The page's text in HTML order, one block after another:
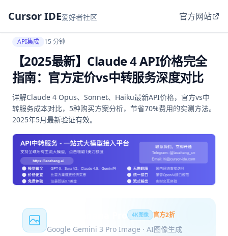
Cursor IDE爱好者社区 官方网站
API集成 15 分钟
【2025最新】Claude 4 API价格完全
指南：官方定价vs中转服务深度对比
详解Claude 4 Opus、Sonnet、Haiku最新API价格，官方vs中
转服务成本对比，5种购买方案分析，节省70%费用的实测方法。
2025年5月最新验证有效。
4K图像 官方2折
Google Gemini 3 Pro Image · AI图像生成